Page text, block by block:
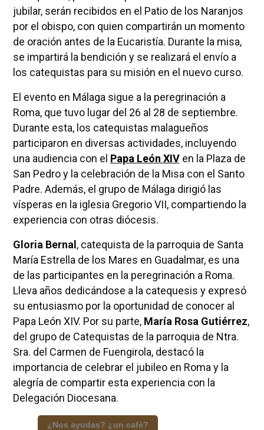
jubilar, serán recibidos en el Patio de los Naranjos
por el obispo, con quien compartirán un momento
de oración antes de la Eucaristía. Durante la misa,
se impartirá la bendición y se realizará el envío a
los catequistas para su misión en el nuevo curso.
El evento en Málaga sigue a la peregrinación a
Roma, que tuvo lugar del 26 al 28 de septiembre.
Durante esta, los catequistas malagueños
participaron en diversas actividades, incluyendo
una audiencia con el Papa León XIVen la Plaza de
San Pedro y la celebración de la Misa con el Santo
Padre. Además, el grupo de Málaga dirigió las
vísperas en la iglesia Gregorio VII, compartiendo la
experiencia con otras diócesis.
Gloria Bernal, catequista de la parroquia de Santa
María Estrella de los Mares en Guadalmar, es una
de las participantes en la peregrinación a Roma.
Lleva años dedicándose a la catequesis y expresó
su entusiasmo por la oportunidad de conocer al
Papa León XIV. Por su parte, María Rosa Gutiérrez,
del grupo de Catequistas de la parroquia de Ntra.
Sra. del Carmen de Fuengirola, destacó la
importancia de celebrar el jubileo en Roma y la
alegría de compartir esta experiencia con la
Delegación Diocesana.
¿Nos ayudas? ¿un café?